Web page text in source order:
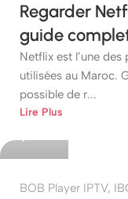
Regarder
guide
Netflix est l’une
utilisées au Maroc.
possible de r...
Lire Plus
etshop
BOB Player IPTV,